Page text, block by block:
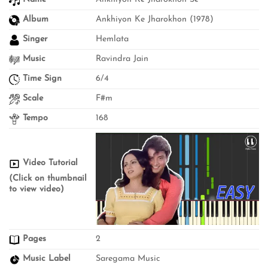
Album Ankhiyon Ke Jharokhon (1978)
Singer Hemlata
Music Ravindra Jain
Time Sign 6/4
Scale F#m
Tempo 168
Video Tutorial
(Click on thumbnail
to view video)
Pages 2
Music Label Saregama Music